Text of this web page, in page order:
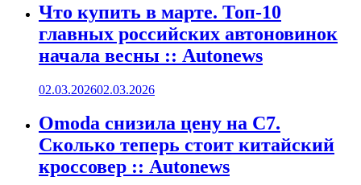
Что купить в марте. Топ-10
главных российских автоновинок
начала весны :: Autonews
02.03.202602.03.2026
Omoda снизила цену на C7.
Сколько теперь стоит китайский
кроссовер :: Autonews